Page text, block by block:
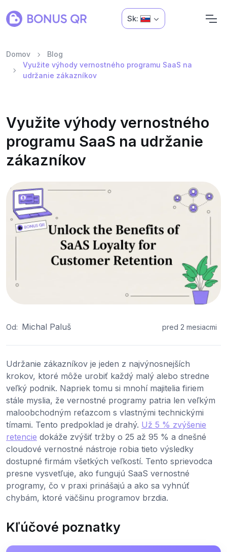
Sk:
Domov
Blog
Využite výhody vernostného programu SaaS na
udržanie zákazníkov
Využite výhody vernostného
programu SaaS na udržanie
zákazníkov
Od: Michal Paluš pred 2 mesiacmi
Udržanie zákazníkov je jeden z najvýnosnejších
krokov, ktoré môže urobiť každý malý alebo stredne
veľký podnik. Napriek tomu si mnohí majitelia firiem
stále myslia, že vernostné programy patria len veľkým
maloobchodným reťazcom s vlastnými technickými
tímami. Tento predpoklad je drahý. Už 5 % zvýšenie
retencie dokáže zvýšiť tržby o 25 až 95 % a dnešné
cloudové vernostné nástroje robia tieto výsledky
dostupné firmám všetkých veľkostí. Tento sprievodca
presne vysvetľuje, ako fungujú SaaS vernostné
programy, čo v praxi prinášajú a ako sa vyhnúť
chybám, ktoré väčšinu programov brzdia.
Kľúčové poznatky